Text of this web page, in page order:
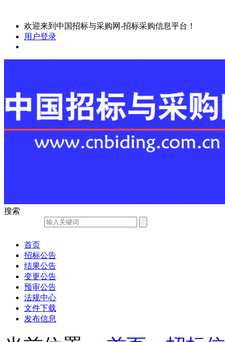
欢迎来到中国招标与采购网-招标采购信息平台！
用户登录
搜索
首页
招标公告
结果公告
变更公告
预审公告
法规中心
文件下载
发布信息